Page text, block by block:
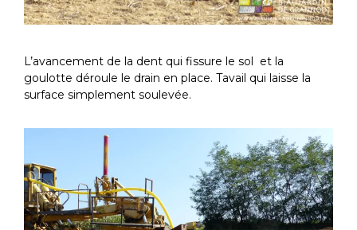
L’avancement de la dent qui fissure le sol et la
goulotte déroule le drain en place. Tavail qui laisse la
surface simplement soulevée.